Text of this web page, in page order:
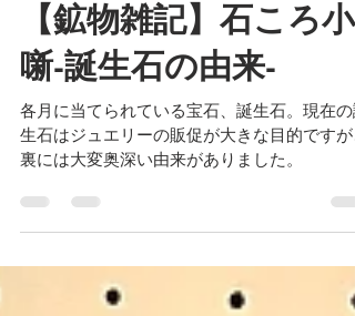
2024年9月13日
読了時間: 8分
【鉱物雑記】石ころ小
噺-誕生石の由来-
各月に当てられている宝石、誕生石。現在の
裏には大変奥深い由来がありました。